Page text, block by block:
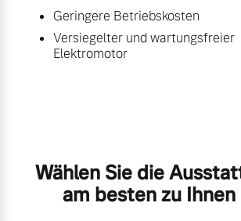
Geringere Betriebskosten
Versiegelter und wartungsfreier
Elektromotor
Wählen Sie die
am besten zu